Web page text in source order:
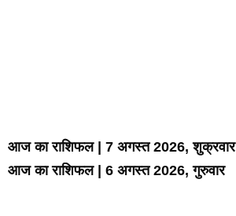
आज का राशिफल | 7 अगस्त 2026, शुक्रवार
आज का राशिफल | 6 अगस्त 2026, गुरुवार